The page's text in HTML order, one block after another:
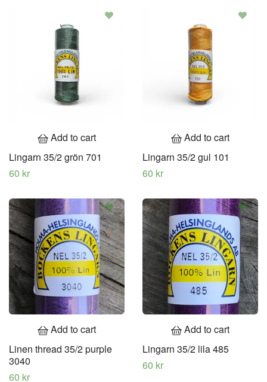
Add to cart
Lingarn 35/2 grön 701
60 kr
Add to cart
Lingarn 35/2 gul 101
60 kr
Add to cart
Linen thread 35/2 purple
3040
60 kr
Add to cart
Lingarn 35/2 lila 485
60 kr